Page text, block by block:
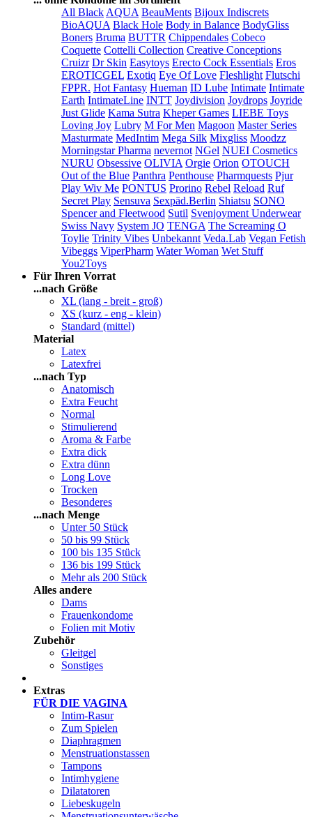
All Black AQUA BeauMents Bijoux Indiscrets
BioAQUA Black Hole Body in Balance BodyGliss
Boners Bruma BUTTR Chippendales Cobeco
Coquette Cottelli Collection Creative Conceptions
Cruizr Dr Skin Easytoys Erecto Cock Essentials Eros
EROTICGEL Exotiq Eye Of Love Fleshlight Flutschi
FPPR. Hot Fantasy Hueman ID Lube Intimate Intimate
Earth IntimateLine INTT Joydivision Joydrops Joyride
Just Glide Kama Sutra Kheper Games LIEBE Toys
Loving Joy Lubry M For Men Magoon Master Series
Masturmate MedIntim Mega Silk Mixgliss Moodzz
Morningstar Pharma nevernot NGel NUEI Cosmetics
NURU Obsessive OLIVIA Orgie Orion OTOUCH
Out of the Blue Panthra Penthouse Pharmquests Pjur
Play Wiv Me PONTUS Prorino Rebel Reload Ruf
Secret Play Sensuva Sexpäd.Berlin Shiatsu SONO
Spencer and Fleetwood Sutil Svenjoyment Underwear
Swiss Navy System JO TENGA The Screaming O
Toylie Trinity Vibes Unbekannt Veda.Lab Vegan Fetish
Vibeggs ViperPharm Water Woman Wet Stuff
You2Toys
Für Ihren Vorrat
...nach Größe
XL (lang - breit - groß)
XS (kurz - eng - klein)
Standard (mittel)
Material
Latex
Latexfrei
...nach Typ
Anatomisch
Extra Feucht
Normal
Stimulierend
Aroma & Farbe
Extra dick
Extra dünn
Long Love
Trocken
Besonderes
...nach Menge
Unter 50 Stück
50 bis 99 Stück
100 bis 135 Stück
136 bis 199 Stück
Mehr als 200 Stück
Alles andere
Dams
Frauenkondome
Folien mit Motiv
Zubehör
Gleitgel
Sonstiges
Extras
FÜR DIE VAGINA
Intim-Rasur
Zum Spielen
Diaphragmen
Menstruationstassen
Tampons
Intimhygiene
Dilatatoren
Liebeskugeln